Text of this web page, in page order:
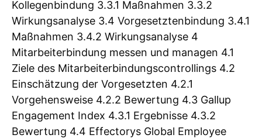
Kollegenbindung 3.3.1 Maßnahmen 3.3.2
Wirkungsanalyse 3.4 Vorgesetztenbindung 3.4.1
Maßnahmen 3.4.2 Wirkungsanalyse 4
Mitarbeiterbindung messen und managen 4.1
Ziele des Mitarbeiterbindungscontrollings 4.2
Einschätzung der Vorgesetzten 4.2.1
Vorgehensweise 4.2.2 Bewertung 4.3 Gallup
Engagement Index 4.3.1 Ergebnisse 4.3.2
Bewertung 4.4 Effectorys Global Employee